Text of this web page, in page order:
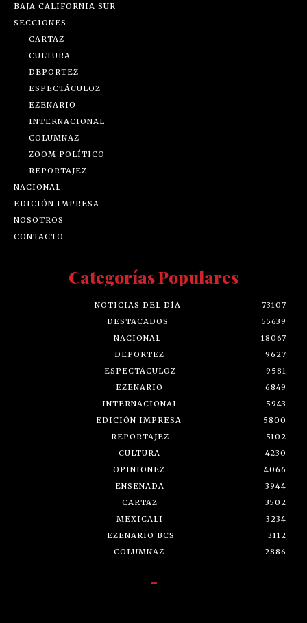
BAJA CALIFORNIA SUR
SECCIONES
CARTAZ
CULTURA
DEPORTEZ
ESPECTÁCULOZ
EZENARIO
INTERNACIONAL
COLUMNAZ
ZOOM POLÍTICO
REPORTAJEZ
NACIONAL
EDICIÓN IMPRESA
NOSOTROS
CONTACTO
Categorías Populares
NOTICIAS DEL DÍA
73107
DESTACADOS
55639
NACIONAL
18067
DEPORTEZ
9627
ESPECTÁCULOZ
9581
EZENARIO
6849
INTERNACIONAL
5943
EDICIÓN IMPRESA
5800
REPORTAJEZ
5102
CULTURA
4230
OPINIONEZ
4066
ENSENADA
3944
CARTAZ
3502
MEXICALI
3234
EZENARIO BCS
3112
COLUMNAZ
2886
-